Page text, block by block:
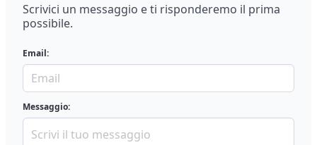
Scrivici un messaggio e ti risponderemo il prima
possibile.
Email:
Messaggio: